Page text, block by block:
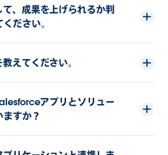
、成果を上げられるか判
ださい。
えてください。
アプリとソリュー
すか？